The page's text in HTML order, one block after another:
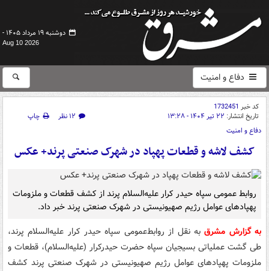
دوشنبه ۱۹ مرداد ۱۴۰۵ -
Aug 10 2026
دفاع و امنیت
کد خبر 1732451
تاریخ انتشار: ۲۲ تیر ۱۴۰۴ - ۱۳:۲۸ ۱۲ نظر
چاپ
دفاع و امنیت
کشف لاشه و قطعات پهپاد در شهرک صنعتی پرند+ عکس
روابط عمومی سپاه حیدر کرار علیه‌السلام پرند از کشف قطعات و ملزومات
پهپادهای عوامل رژیم صهیونیستی در شهرک صنعتی پرند خبر داد.
به گزارش مشرقبه نقل از روابط‌عمومی سپاه حیدر کرار علیه‌السلام پرند،
طی گشت عملیاتی بسیجیان سپاه حضرت‌ حیدرکرار (علیه‌السلام)، قطعات و
ملزومات پهپادهای عوامل رژیم صهیونیستی در شهرک صنعتی پرند کشف